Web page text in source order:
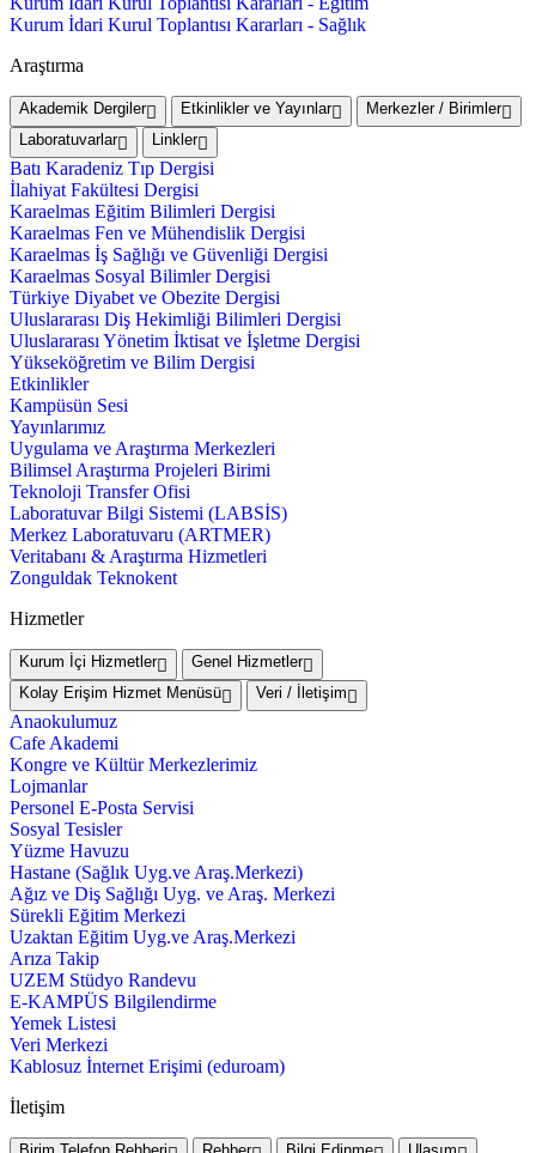
Kurum İdari Kurul Toplantısı Kararları - Sağlık
Araştırma
Akademik Dergiler Etkinlikler ve Yayınlar
Merkezler / Birimler
Laboratuvarlar
Linkler
Batı Karadeniz Tıp Dergisi
İlahiyat Fakültesi Dergisi
Karaelmas Eğitim Bilimleri Dergisi
Karaelmas Fen ve Mühendislik Dergisi
Karaelmas İş Sağlığı ve Güvenliği Dergisi
Karaelmas Sosyal Bilimler Dergisi
Türkiye Diyabet ve Obezite Dergisi
Uluslararası Diş Hekimliği Bilimleri Dergisi
Uluslararası Yönetim İktisat ve İşletme Dergisi
Yükseköğretim ve Bilim Dergisi
Etkinlikler
Kampüsün Sesi
Yayınlarımız
Uygulama ve Araştırma Merkezleri
Bilimsel Araştırma Projeleri Birimi
Teknoloji Transfer Ofisi
Laboratuvar Bilgi Sistemi (LABSİS)
Merkez Laboratuvaru (ARTMER)
Veritabanı & Araştırma Hizmetleri
Zonguldak Teknokent
Hizmetler
Kurum İçi Hizmetler
Genel Hizmetler
Kolay Erişim Hizmet Menüsü
Veri / İletişim
Anaokulumuz
Cafe Akademi
Kongre ve Kültür Merkezlerimiz
Lojmanlar
Personel E-Posta Servisi
Sosyal Tesisler
Yüzme Havuzu
Hastane (Sağlık Uyg.ve Araş.Merkezi)
Ağız ve Diş Sağlığı Uyg. ve Araş. Merkezi
Sürekli Eğitim Merkezi
Uzaktan Eğitim Uyg.ve Araş.Merkezi
Arıza Takip
UZEM Stüdyo Randevu
E-KAMPÜS Bilgilendirme
Yemek Listesi
Veri Merkezi
Kablosuz İnternet Erişimi (eduroam)
İletişim